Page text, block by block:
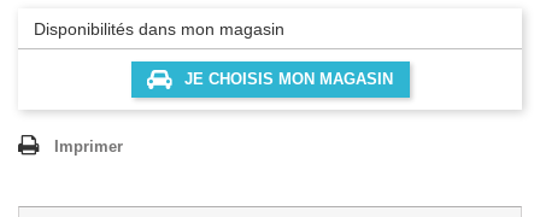
Disponibilités dans mon magasin
JE CHOISIS MON MAGASIN
Imprimer